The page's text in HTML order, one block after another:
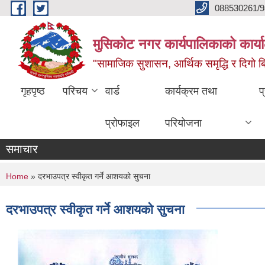
Skip to main content 088530261/
मुसिकोट नगर कार्यपालिकाको
"सामाजिक सुशासन, आर्थिक समृद्धि र दिगो
गृहपृष्ठ परिचय वार्ड
प्रोफाइल
कार्यक्रम तथा
परियोजना
समाचार
You are here
Home » दरभाउपत्र स्वीकृत गर्ने आशयको सुचना
दरभाउपत्र स्वीकृत गर्ने आशयको सुचना